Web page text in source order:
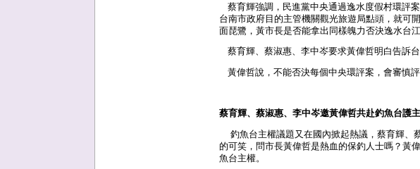
蔡育輝強調，民進黨中央通過逸水度假村環評
台南市政府目的主管機關觀光旅遊局點頭，就可
面琵鷺，黃市長是否能拿出同樣魄力否決逸水台
蔡育輝、蔡淑惠、李中岑要求黃偉哲明白告訴
黃偉哲說，不能否決每個中央環評案，會審慎評
蔡育輝、蔡淑惠、李中岑邀黃偉哲共赴釣魚台護
釣魚台主權議題又在國內掀起熱議，蔡育輝、
的可笑，問市長黃偉哲是熱血的保釣人士嗎？黃
魚台主權。